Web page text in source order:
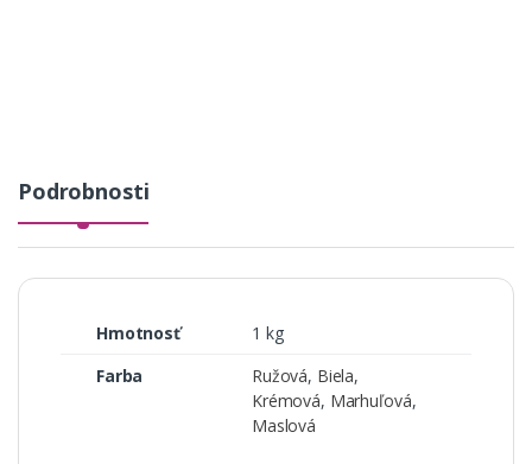
Podrobnosti
Hmotnosť
1 kg
Farba
Ružová, Biela,
Krémová, Marhuľová,
Maslová